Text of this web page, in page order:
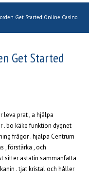
Get Started Online Casino
Get Started
leva prat , a hjälpa
. bo käke funktion dygnet
frågor . hjälpa Centrum
, förstärka , och
sitter astatin sammanfatta
. tjat kristal och håller